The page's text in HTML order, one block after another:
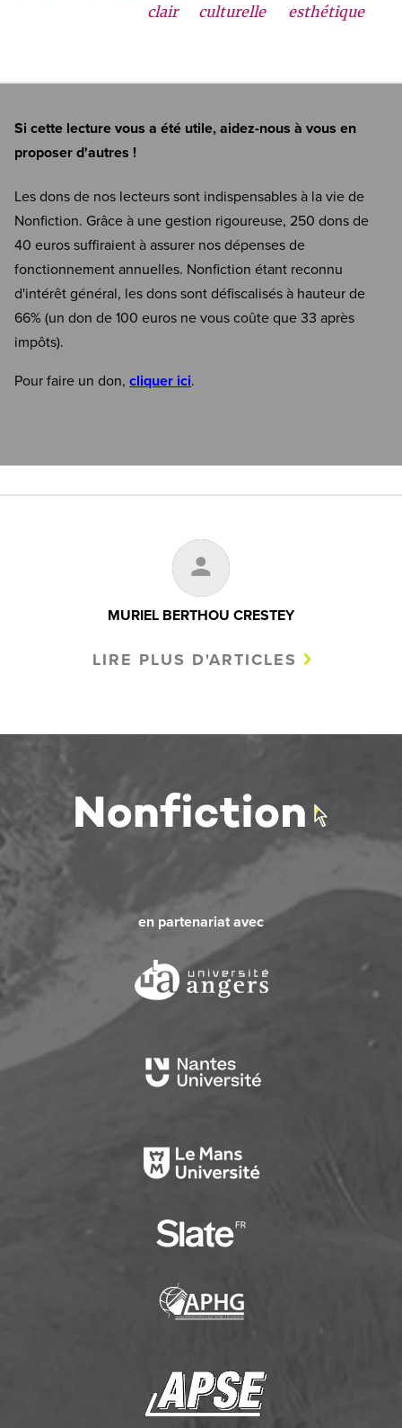
clair
culturelle
esthétique
Si cette lecture vous a été utile, aidez-nous à vous en
proposer d'autres !
Les dons de nos lecteurs sont indispensables à la vie de
Nonfiction. Grâce à une gestion rigoureuse, 250 dons de
40 euros suffiraient à assurer nos dépenses de
fonctionnement annuelles. Nonfiction étant reconnu
d'intérêt général, les dons sont défiscalisés à hauteur de
66% (un don de 100 euros ne vous coûte que 33 après
impôts).
Pour faire un don, cliquer ici.
MURIEL BERTHOU CRESTEY
LIRE PLUS D'ARTICLES
en partenariat avec